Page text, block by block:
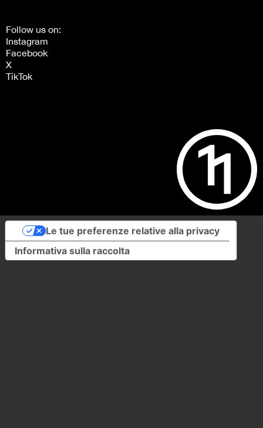
Follow us on:
Instagram
Facebook
X
TikTok
Informativa sulla raccolta
Le tue preferenze relative alla privacy